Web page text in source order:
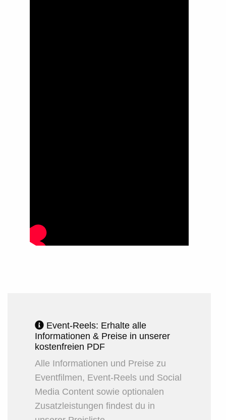
Event-Reels: Erhalte alle
Informationen & Preise in unserer
kostenfreien PDF
Alle Informationen und Preise zu
Eventfilmen, Event-Reels und Social
Media Content sowie optionalen
Zusatzleistungen findest du in